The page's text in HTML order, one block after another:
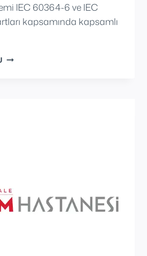
IEC 60364-6 ve IEC
kapsamında kapsamlı
BAHADIR